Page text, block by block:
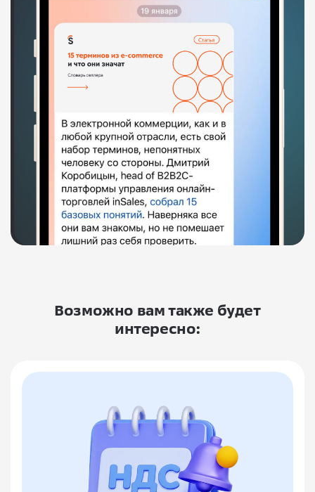
Возможно вам также будет
интересно: